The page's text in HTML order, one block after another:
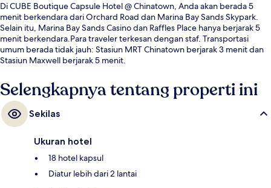
Di CUBE Boutique Capsule Hotel @ Chinatown, Anda akan berada 5
menit berkendara dari Orchard Road dan Marina Bay Sands Skypark.
Selain itu, Marina Bay Sands Casino dan Raffles Place hanya berjarak 5
menit berkendara.Para traveler terkesan dengan staf. Transportasi
umum berada tidak jauh: Stasiun MRT Chinatown berjarak 3 menit dan
Stasiun Maxwell berjarak 5 menit.
Selengkapnya tentang properti ini
Sekilas
Ukuran hotel
18 hotel kapsul
Diatur lebih dari 2 lantai